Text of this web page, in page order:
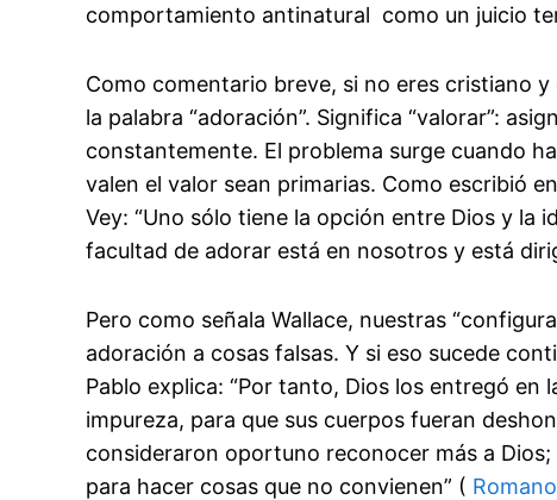
comportamiento antinatural como un juicio
Como comentario breve, si no eres cristiano
la palabra “adoración”. Significa “valorar”:
constantemente. El problema surge cuando
valen el valor sean primarias. Como escribió
Vey: “Uno sólo tiene la opción entre Dios y la
facultad de adorar está en nosotros y está
Pero como señala Wallace, nuestras
adoración a cosas falsas. Y si eso sucede
Pablo explica: “Por tanto, Dios los entregó en
impureza, para que sus cuerpos fueran
consideraron oportuno reconocer más a
para hacer cosas que no convienen” (